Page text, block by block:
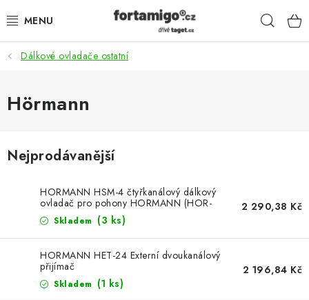
na
SADY - ZVÝHODNĚNÉ
POHONY
KOLEJOVÉ BRÁNY
KŘÍDLOVÉ BRÁNY A BRANKY
ZÁVĚSNÉ BRÁNY
KONSTRUKČNÍ PROFILY
Dálkové ovladače ostatní
Hörmann
Nejprodávanější
HORMANN HSM-4 čtyřkanálový dálkový
ovladač pro pohony HORMANN (HOR-
HSM-4)Skladem (3 ks)
2 290,38 Kč
HORMANN HET-24 Externí dvoukanálový
přijímač
Skladem (1 ks)
2 196,84 Kč